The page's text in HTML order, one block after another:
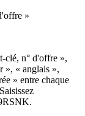
»
clé, n° d'offre »,
», « anglais »,
» entre chaque